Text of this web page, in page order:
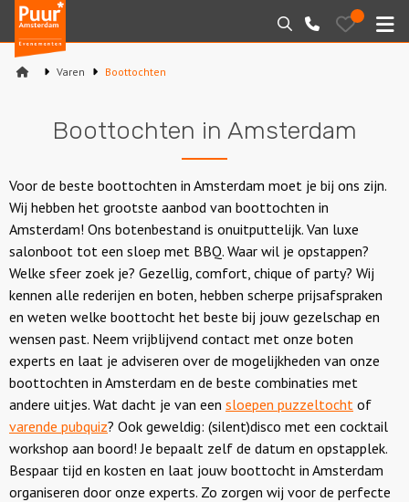
Puur*
Amsterdam
bedrijfsuitjes
Zoeken
020-
6260016
Bewaarde
uitjes
Arrangementen
Varen
Sport en spel
Workshops
Rondleidingen
Locaties
Feesten
Over ons
Varen Boottochten
Boottochten in Amsterdam
Voor de beste boottochten in Amsterdam moet je bij ons zijn.
Wij hebben het grootste aanbod van boottochten in
Amsterdam! Ons botenbestand is onuitputtelijk. Van luxe
salonboot tot een sloep met BBQ. Waar wil je opstappen?
Welke sfeer zoek je? Gezellig, comfort, chique of party? Wij
kennen alle rederijen en boten, hebben scherpe prijsafspraken
en weten welke boottocht het beste bij jouw gezelschap en
wensen past. Neem vrijblijvend contact met onze boten
experts en laat je adviseren over de mogelijkheden van onze
boottochten in Amsterdam en de beste combinaties met
andere uitjes. Wat dacht je van een sloepen puzzeltocht of
varende pubquiz? Ook geweldig: (silent)disco met een cocktail
workshop aan boord! Je bepaalt zelf de datum en opstapplek.
Bespaar tijd en kosten en laat jouw boottocht in Amsterdam
organiseren door onze experts. Zo zorgen wij voor de perfecte